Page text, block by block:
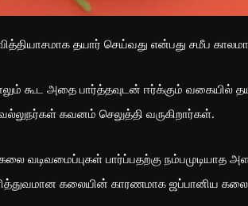
தயார் செய்வது என்பது சமீப
கூட அதை பார்த்தவுடன் ஈர்க்கும் வகையில்
கவனம் செலுத்தி வருகிறார்கள்.
வடிவமைப்புகள் பார்ப்பதற்கு நம்பமுடியாத
கலையின் காரணமாக ஜப்பானிய